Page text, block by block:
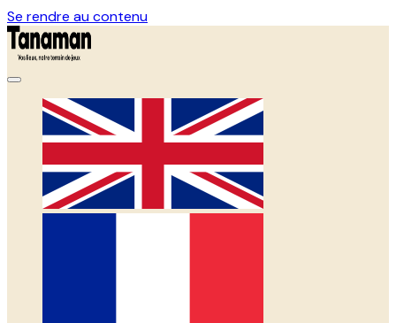
Se rendre au contenu